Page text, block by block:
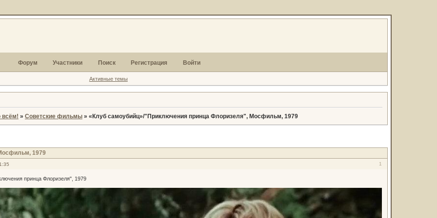
Форум Участники Поиск Регистрация Войти
Активные темы
» Советские фильмы » «Клуб самоубийц»/"Приключения принца Флоризеля", Мосфильм, 1979
1979
1
принца Флоризеля", 1979